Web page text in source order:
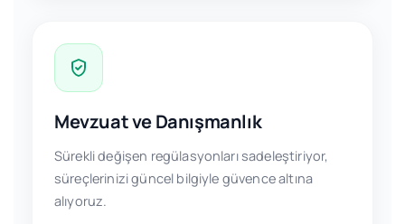
Mevzuat ve Danışmanlık
Sürekli değişen regülasyonları sadeleştiriyor,
süreçlerinizi güncel bilgiyle güvence altına
alıyoruz.